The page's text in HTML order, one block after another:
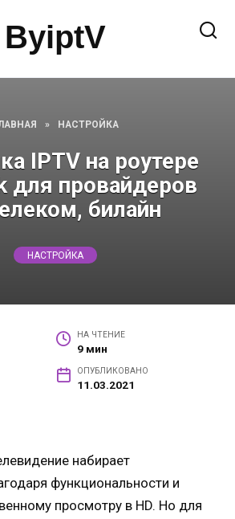
ByiptV
» НАСТРОЙКА
IPTV на роутере
для провайдеров
билайн
НАСТРОЙКА
НА ЧТЕНИЕ
9 мин
ОПУБЛИКОВАНО
11.03.2021
набирает
функциональности и
просмотру в HD. Но для